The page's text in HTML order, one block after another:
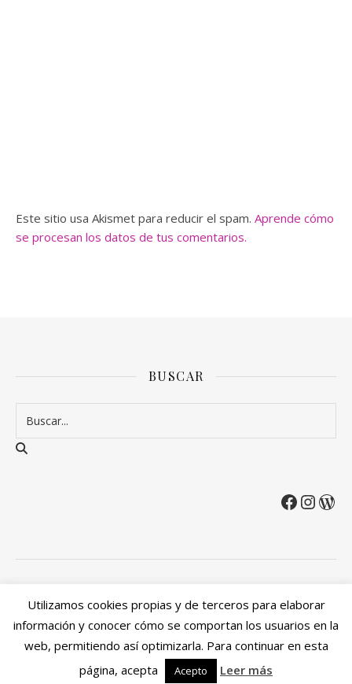
Este sitio usa Akismet para reducir el spam. Aprende cómo
se procesan los datos de tus comentarios.
BUSCAR
Política de privacidad Política de devoluciones y reembolsos
Mi cuenta
Ashe Tema deWP Royal
Utilizamos cookies propias y de terceros para elaborar
información y conocer cómo se comportan los usuarios en la
web, permitiendo así optimizarla. Para continuar en esta
página, acepta
Acepto Leer más